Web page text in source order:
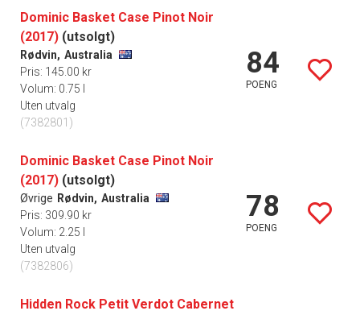
Dominic Basket Case Pinot Noir
(2017) (utsolgt)
Rødvin, Australia
Pris: 145.00 kr
Volum: 0.75 l
Uten utvalg
(7382801)
84
POENG
Dominic Basket Case Pinot Noir
(2017) (utsolgt)
Øvrige Rødvin, Australia
Pris: 309.90 kr
Volum: 2.25 l
Uten utvalg
(7382806)
78
POENG
Hidden Rock Petit Verdot Cabernet